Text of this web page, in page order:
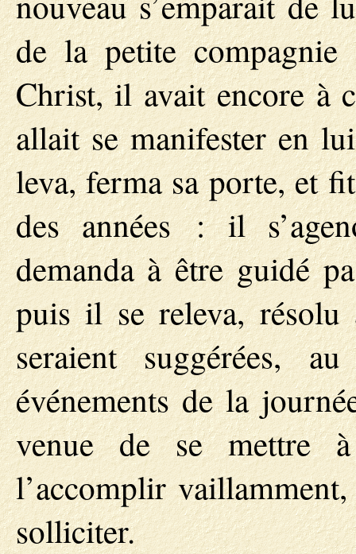
de la petite
Christ, il avait encore à
allait se manifester en
leva, ferma sa porte, et
des années : il
demanda à être guidé
puis il se releva,
seraient suggérées,
événements de la
venue de se mettre
l’accomplir
solliciter.